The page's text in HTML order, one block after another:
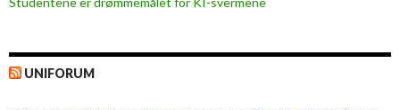
t
UNIFORUM